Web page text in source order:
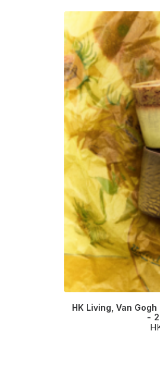
HK Living, Van